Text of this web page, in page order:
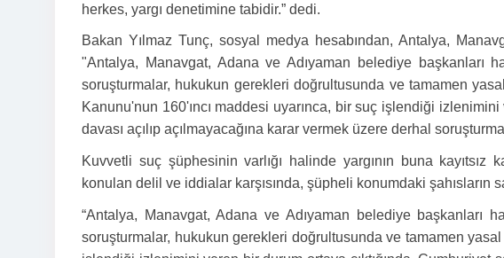
herkes, yargı denetimine tabidir.” dedi.
Bakan Yılmaz Tunç, sosyal medya hesabından, Antalya,
"Antalya, Manavgat, Adana ve Adıyaman belediye başkanları
soruşturmalar, hukukun gerekleri doğrultusunda ve tamamen
Kanunu'nun 160'ıncı maddesi uyarınca, bir suç işlendiği
davası açılıp açılmayacağına karar vermek üzere derhal
Kuvvetli suç şüphesinin varlığı halinde yargının buna kayıtsız
konulan delil ve iddialar karşısında, şüpheli konumdaki şahısların
“Antalya, Manavgat, Adana ve Adıyaman belediye başkanları
soruşturmalar, hukukun gerekleri doğrultusunda ve tamamen